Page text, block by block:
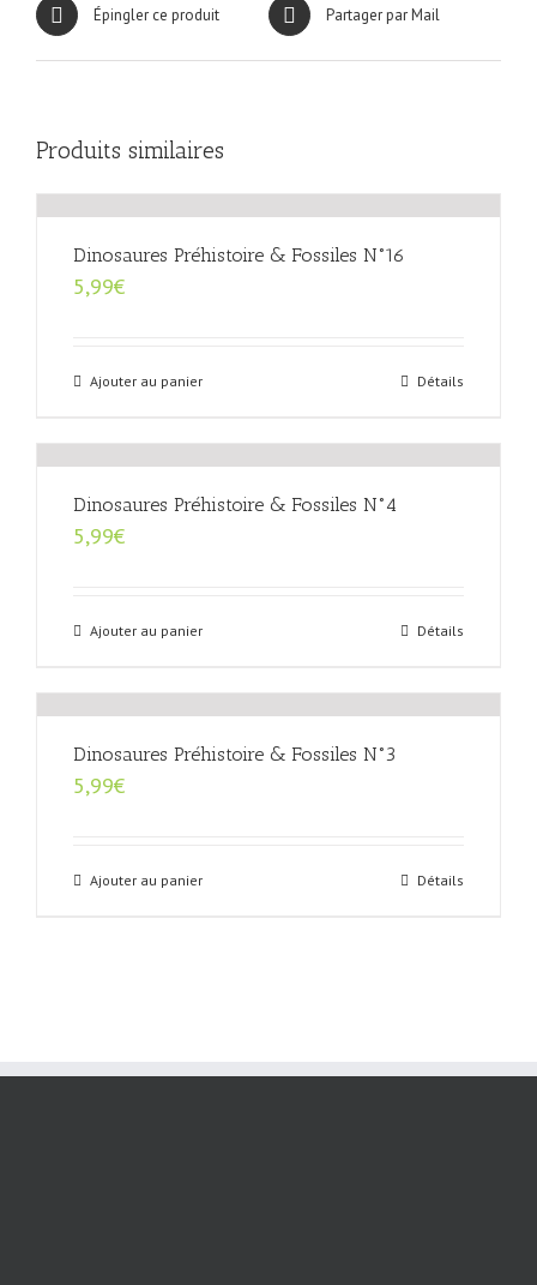
Épingler ce produit Partager par Mail
Produits similaires
Dinosaures Préhistoire & Fossiles N°16
5,99€
Ajouter au panier Détails
Dinosaures Préhistoire & Fossiles N°4
5,99€
Ajouter au panier Détails
Dinosaures Préhistoire & Fossiles N°3
5,99€
Ajouter au panier Détails